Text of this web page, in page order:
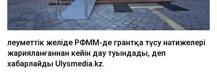
Әлеуметтік желіде РФММ-де грантқа түсу нәтижелері
жарияланғаннан кейін дау туындады, деп
хабарлайды Ulysmedia.kz.